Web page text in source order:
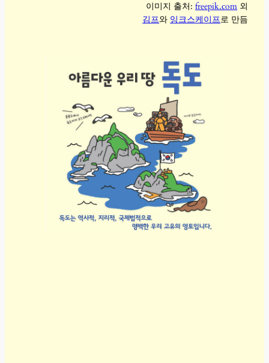
이미지 출처:freepik.com 외
김프와 잉크스케이프로 만듬